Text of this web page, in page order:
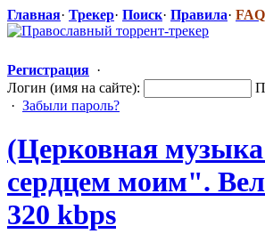
Главная· Трекер· Поиск· Правила· FAQ
Регистрация ·
Логин (имя на сайте):
· Забыли пароль?
(Церковная
сердцем моим".
320 kbps